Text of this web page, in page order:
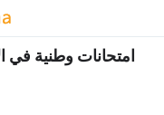
امتحانات وطنية في